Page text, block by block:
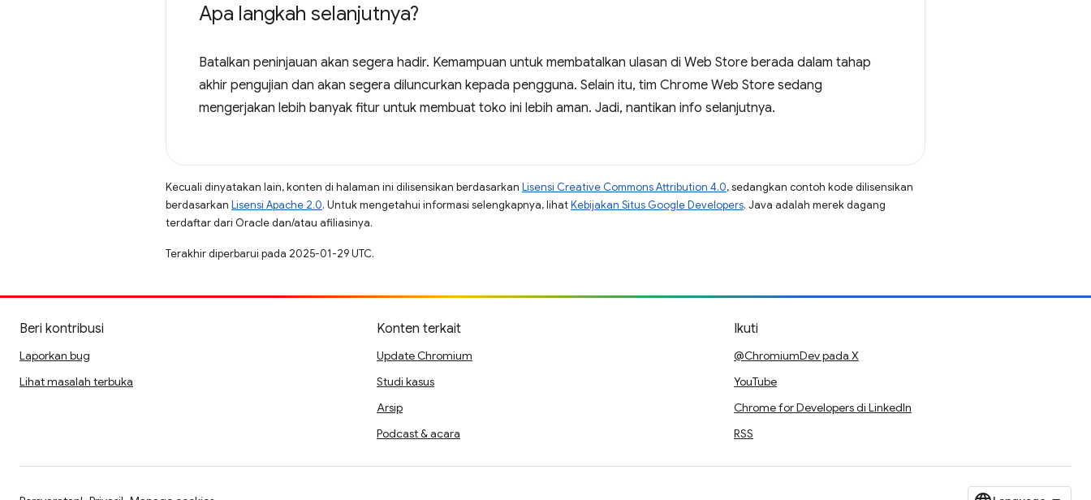
Apa langkah selanjutnya?
Batalkan peninjauan akan segera hadir. Kemampuan untuk membatalkan ulasan di Web Store berada dalam tahap
akhir pengujian dan akan segera diluncurkan kepada pengguna. Selain itu, tim Chrome Web Store sedang
mengerjakan lebih banyak fitur untuk membuat toko ini lebih aman. Jadi, nantikan info selanjutnya.
Kecuali dinyatakan lain, konten di halaman ini dilisensikan berdasarkan Lisensi Creative Commons Attribution 4.0, sedangkan contoh kode dilisensikan
berdasarkan Lisensi Apache 2.0. Untuk mengetahui informasi selengkapnya, lihatKebijakan Situs Google Developers. Java adalah merek dagang
terdaftar dari Oracle dan/atau afiliasinya.
Terakhir diperbarui pada 2025-01-29 UTC.
Beri kontribusi
Laporkan bug
Lihat masalah terbuka
Konten terkait
Update Chromium
Studi kasus
Arsip
Podcast & acara
Ikuti
@ChromiumDev pada X
YouTube
Chrome for Developers di LinkedIn
RSS